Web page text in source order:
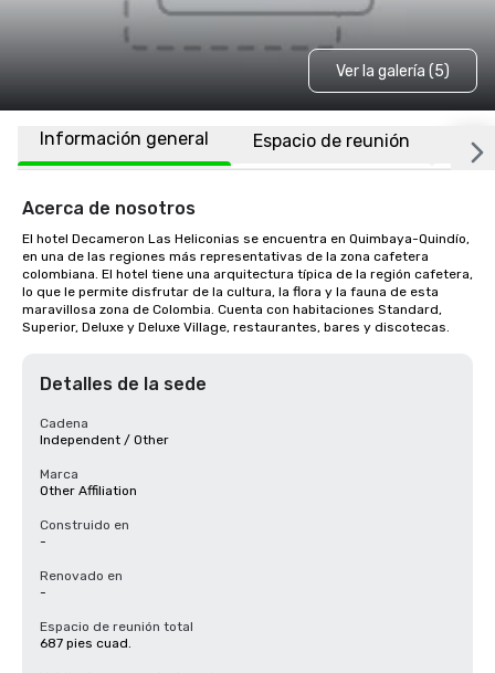
Ver la galería (5)
Información general Espacio de reunión
Acerca de nosotros
El hotel Decameron Las Heliconias se encuentra en Quimbaya-Quindío,
en una de las regiones más representativas de la zona cafetera
colombiana. El hotel tiene una arquitectura típica de la región cafetera,
lo que le permite disfrutar de la cultura, la flora y la fauna de esta
maravillosa zona de Colombia. Cuenta con habitaciones Standard,
Superior, Deluxe y Deluxe Village, restaurantes, bares y discotecas.
Detalles de la sede
Cadena
Independent / Other
Marca
Other Affiliation
Construido en
-
Renovado en
-
Espacio de reunión total
687 pies cuad.